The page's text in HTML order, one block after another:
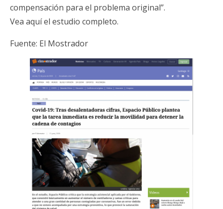
compensación para el problema original”.
Vea aquí el estudio completo.
Fuente: El Mostrador